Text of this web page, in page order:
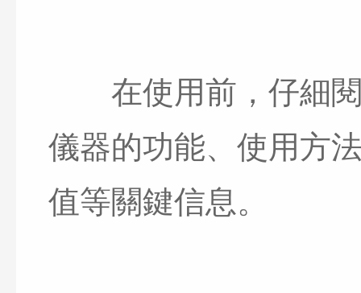
在使用前，仔細閱
儀器的功能、使用方
值等關鍵信息。